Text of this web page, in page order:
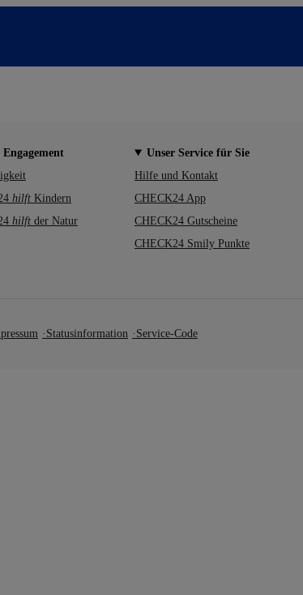
Engagement
hilft Kindern
hilft der Natur
Unser Service für Sie
Hilfe und Kontakt
CHECK24 App
CHECK24 Gutscheine
CHECK24 Smily Punkte
Statusinformation Service-Code